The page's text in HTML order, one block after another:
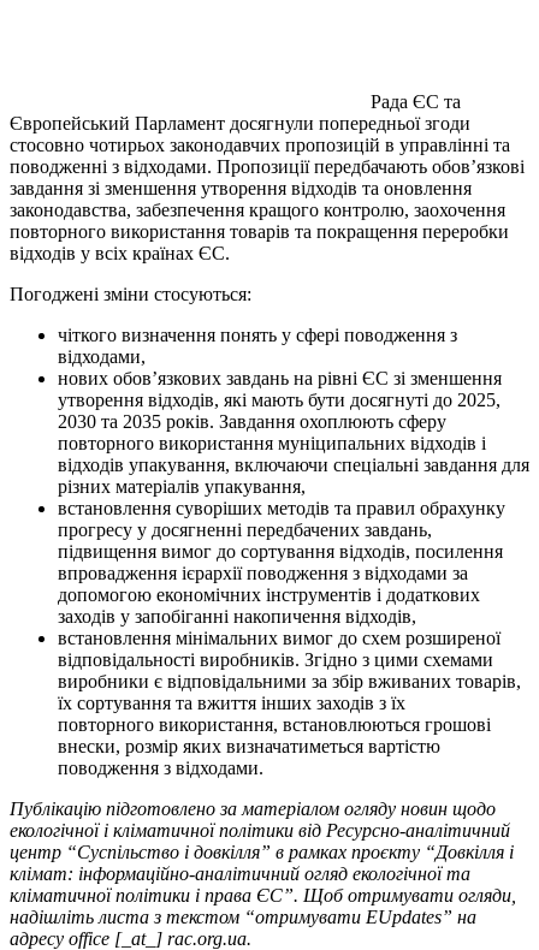
Рада ЄС та
Європейський Парламент досягнули попередньої згоди
стосовно чотирьох законодавчих пропозицій в управлінні та
поводженні з відходами. Пропозиції передбачають обов’язкові
завдання зі зменшення утворення відходів та оновлення
законодавства, забезпечення кращого контролю, заохочення
повторного використання товарів та покращення переробки
відходів у всіх країнах ЄС.
Погоджені зміни стосуються:
чіткого визначення понять у сфері поводження з
відходами,
нових обов’язкових завдань на рівні ЄС зі зменшення
утворення відходів, які мають бути досягнуті до 2025,
2030 та 2035 років. Завдання охоплюють сферу
повторного використання муніципальних відходів і
відходів упакування, включаючи спеціальні завдання для
різних матеріалів упакування,
встановлення суворіших методів та правил обрахунку
прогресу у досягненні передбачених завдань,
підвищення вимог до сортування відходів, посилення
впровадження ієрархії поводження з відходами за
допомогою економічних інструментів і додаткових
заходів у запобіганні накопичення відходів,
встановлення мінімальних вимог до схем розширеної
відповідальності виробників. Згідно з цими схемами
виробники є відповідальними за збір вживаних товарів,
їх сортування та вжиття інших заходів з їх
повторного використання, встановлюються грошові
внески, розмір яких визначатиметься вартістю
поводження з відходами.
Публікацію підготовлено за матеріалом огляду новин щодо
екологічної і кліматичної політики від Ресурсно-аналітичний
центр “Суспільство і довкілля” в рамках проєкту “Довкілля і
клімат: інформаційно-аналітичний огляд екологічної та
кліматичної політики і права ЄС”. Щоб отримувати огляди,
надішліть листа з текстом “отримувати EUpdates” на
адресу office [_at_] rac.org.ua.